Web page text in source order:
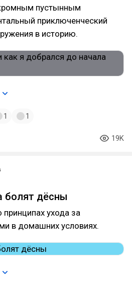
пустынным
приключенческий
в историю.
1 1
19K
болят дёсны
ухода за
в домашних условиях.